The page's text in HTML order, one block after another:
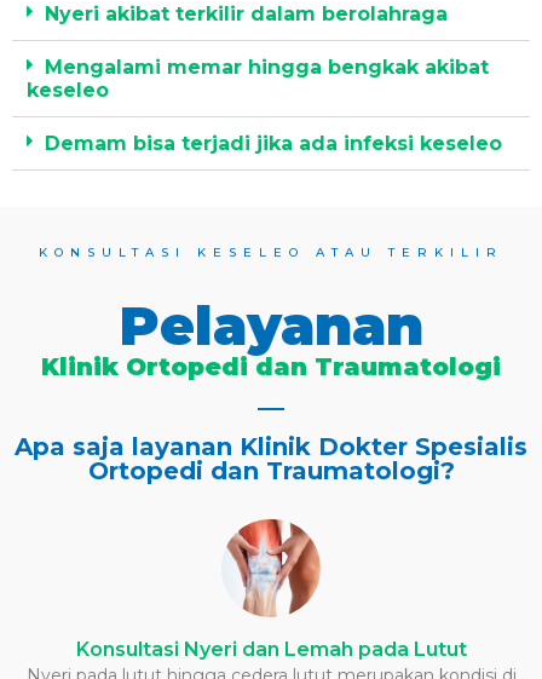
Nyeri akibat terkilir dalam berolahraga
Mengalami memar hingga bengkak akibat
keseleo
Demam bisa terjadi jika ada infeksi keseleo
KONSULTASI KESELEO ATAU TERKILIR
Pelayanan
Klinik Ortopedi dan Traumatologi
Apa saja layanan Klinik Dokter Spesialis
Ortopedi dan Traumatologi?
Konsultasi Nyeri dan Lemah pada Lutut